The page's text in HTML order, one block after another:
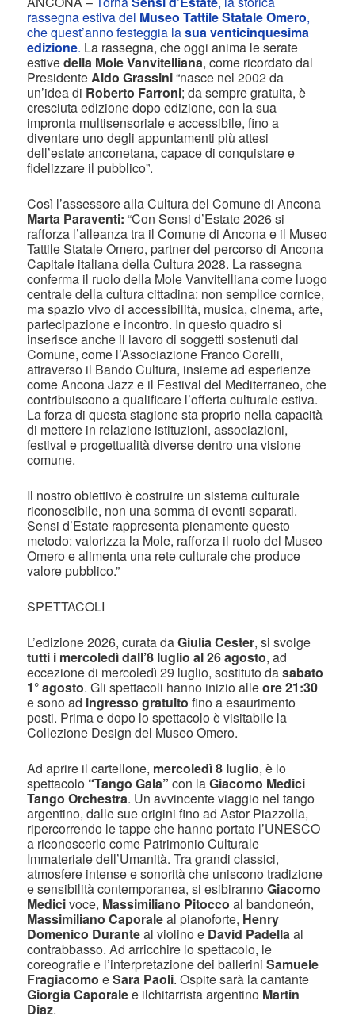
rassegna estiva del Museo Tattile Statale Omero,
che quest’anno festeggia lasua venticinquesima
edizione. La rassegna, che oggi anima le serate
estivedella Mole Vanvitelliana, come ricordato dal
PresidenteAldo Grassini“nasce nel 2002 da
un’idea di Roberto Farroni; da sempre gratuita, è
cresciuta edizione dopo edizione, con la sua
impronta multisensoriale e accessibile, fino a
diventare uno degli appuntamenti più attesi
dell’estate anconetana, capace di conquistare e
fidelizzare il pubblico”.
Così l’assessore alla Cultura del Comune di Ancona
Marta Paraventi:“Con Sensi d’Estate 2026 si
rafforza l’alleanza tra il Comune di Ancona e il Museo
Tattile Statale Omero, partner del percorso di Ancona
Capitale italiana della Cultura 2028. La rassegna
conferma il ruolo della Mole Vanvitelliana come luogo
centrale della cultura cittadina: non semplice cornice,
ma spazio vivo di accessibilità, musica, cinema, arte,
partecipazione e incontro. In questo quadro si
inserisce anche il lavoro di soggetti sostenuti dal
Comune, come l’Associazione Franco Corelli,
attraverso il Bando Cultura, insieme ad esperienze
come Ancona Jazz e il Festival del Mediterraneo, che
contribuiscono a qualificare l’offerta culturale estiva.
La forza di questa stagione sta proprio nella capacità
di mettere in relazione istituzioni, associazioni,
festival e progettualità diverse dentro una visione
comune.
Il nostro obiettivo è costruire un sistema culturale
riconoscibile, non una somma di eventi separati.
Sensi d’Estate rappresenta pienamente questo
metodo: valorizza la Mole, rafforza il ruolo del Museo
Omero e alimenta una rete culturale che produce
valore pubblico.”
SPETTACOLI
L’edizione 2026, curata daGiulia Cester, si svolge
tutti i mercoledì dall’8 luglio al 26 agosto, ad
eccezione di mercoledì 29 luglio, sostituto dasabato
1° agosto. Gli spettacoli hanno inizio alleore 21:30
e sono ad ingresso gratuito fino a esaurimento
posti. Prima e dopo lo spettacolo è visitabile la
Collezione Design del Museo Omero.
Ad aprire il cartellone, mercoledì 8 luglio, è lo
spettacolo “Tango Gala” con laGiacomo Medici
Tango Orchestra. Un avvincente viaggio nel tango
argentino, dalle sue origini fino ad Astor Piazzolla,
ripercorrendo le tappe che hanno portato l’UNESCO
a riconoscerlo come Patrimonio Culturale
Immateriale dell’Umanità. Tra grandi classici,
atmosfere intense e sonorità che uniscono tradizione
e sensibilità contemporanea, si esibirannoGiacomo
Medicivoce, Massimiliano Pitocco al bandoneón,
Massimiliano Caporaleal pianoforte, Henry
Domenico Duranteal violino e David Padellaal
contrabbasso. Ad arricchire lo spettacolo, le
coreografie e l’interpretazione dei balleriniSamuele
Fragiacomo eSara Paoli. Ospite sarà la cantante
Giorgia Caporalee ilchitarrista argentino Martin
Diaz.